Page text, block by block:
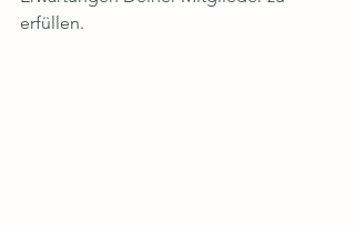
erfüllen.